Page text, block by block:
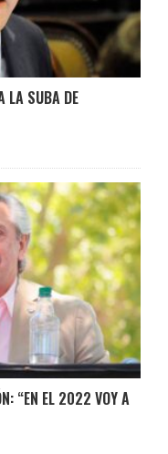
LA SUBA DE
“EN EL 2022 VOY A